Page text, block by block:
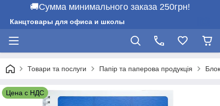
🚚Сумма минимального заказа 250грн!
Канцтовары для офиса и школы
Товари та послуги Папір та паперова продукція
Цена с НДС